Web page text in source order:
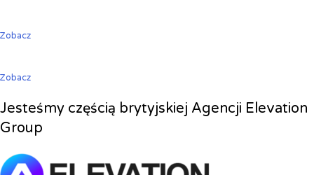
Zobacz
Zobacz
Jesteśmy częścią brytyjskiej Agencji Elevation
Group